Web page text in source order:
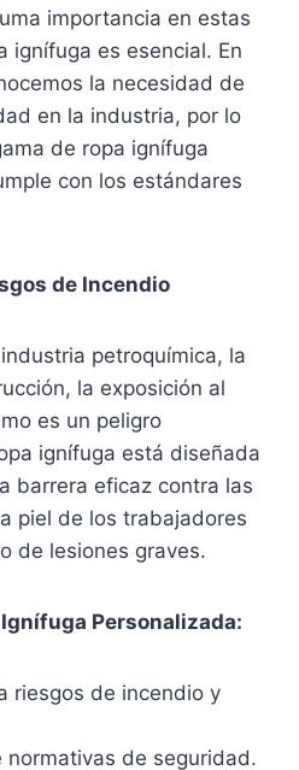
importancia en estas
ignífuga es esencial. En
la necesidad de
en la industria, por lo
de ropa ignífuga
con los estándares
de Incendio
petroquímica, la
la exposición al
es un peligro
ignífuga está diseñada
barrera eficaz contra las
piel de los trabajadores
de lesiones graves.
Personalizada:
riesgos de incendio y
normativas de seguridad.